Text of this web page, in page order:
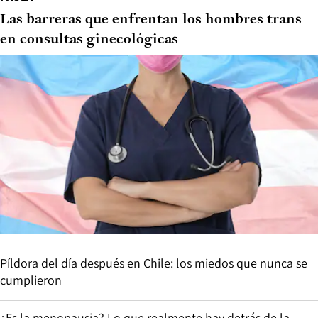
Las barreras que enfrentan los hombres trans
en consultas ginecológicas
Píldora del día después en Chile: los miedos que nunca se
cumplieron